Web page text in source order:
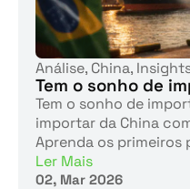
Análise, China,
Tem o sonho de
Tem o sonho de
importar da China
Aprenda os primeiros
Ler Mais
02, Mar 2026